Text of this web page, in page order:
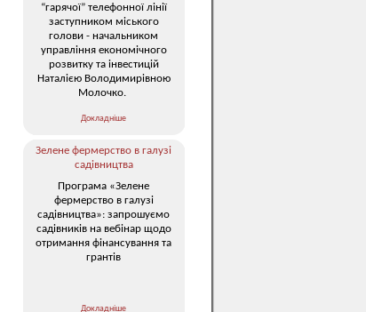
“гарячої” телефонної лінії
заступником міського
голови - начальником
управління економічного
розвитку та інвестицій
Наталією Володимирівною
Молочко.
Докладніше
Зелене фермерство в галузі
садівництва
Програма «Зелене
фермерство в галузі
садівництва»: запрошуємо
садівників на вебінар щодо
отримання фінансування та
грантів
Докладніше